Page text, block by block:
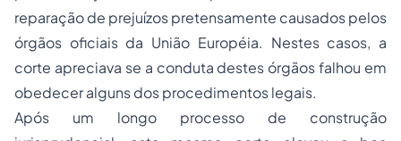
reparação de prejuízos pretensamente causados pelos
órgãos oficiais da União Européia. Nestes casos, a
corte apreciava se a conduta destes órgãos falhou em
obedecer alguns dos procedimentos legais.
Após um longo processo de construção